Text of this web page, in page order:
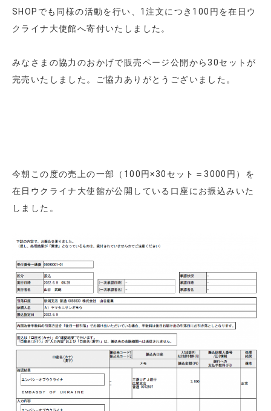
SHOPでも同様の活動を行い、1注文につき100円を在日ウ
クライナ大使館へ寄付いたしました。
みなさまの協力のおかげで販売ページ公開から30セットが
完売いたしました。ご協力ありがとうございました。
今朝この度の売上の一部（100円×30セット＝3000円）を
在日ウクライナ大使館が公開している口座にお振込みいた
しました。